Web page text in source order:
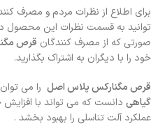
برای اطلاع از نظرات مردم و مصرف
توانید به قسمت نظرات این محصول
صورتی که از مصرف کنندگان قرص
خود را با دیگران به اشتراک بگذارید.
قرص مگنارکس پلاس اصل را می
گیاهی دانست که می تواند با افزایش
عملکرد آلت تناسلی را بهبود بخشد .